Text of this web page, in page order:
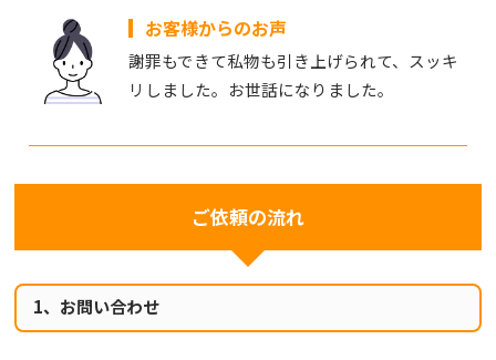
お客様からのお声
謝罪もできて私物も引き上げられて、スッキ
リしました。お世話になりました。
ご依頼の流れ
1、お問い合わせ